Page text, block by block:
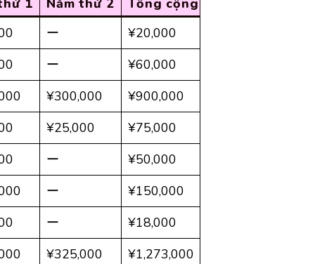
1 Năm thứ 2
Tổng cộng
ー
¥20,000
ー
¥60,000
¥300,000
¥900,000
¥25,000
¥75,000
ー
¥50,000
ー
¥150,000
ー
¥18,000
¥325,000 ¥1,273,000